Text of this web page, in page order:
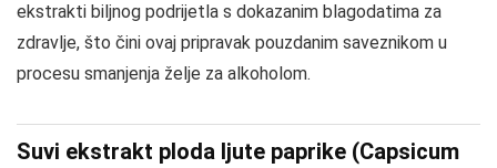
ekstrakti biljnog podrijetla s dokazanim blagodatima za
zdravlje, što čini ovaj pripravak pouzdanim saveznikom u
procesu smanjenja želje za alkoholom.
Suvi ekstrakt ploda ljute paprike (Capsicum